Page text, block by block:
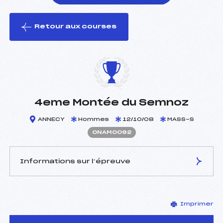
le ski
Retour aux courses
4eme Montée du Semnoz
ANNECY Hommes 12/10/08 MASS-S
ONAM0092
Informations sur l’épreuve
DOMENGE JEAN NOEL
(MB)
Imprimer